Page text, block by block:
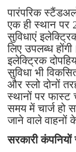
पारंपरिक
एक ही स्थान पर
सुविधाएं
लिए उपलब्ध
इलेक्ट्रिक
सुविधा भी
और स्लो दोनों
स्थानों पर फास्ट
समय में चार्ज हो
जाने वाले वाहनों
सरकारी कंपनियों